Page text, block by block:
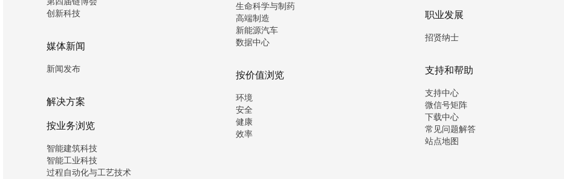
创新科技
媒体新闻
新闻发布
解决方案
按业务浏览
智能建筑科技
智能工业科技
过程自动化与工艺技术
生命科学与制药
高端制造
新能源汽车
数据中心
按价值浏览
环境
安全
健康
效率
职业发展
招贤纳士
支持和帮助
支持中心
微信号矩阵
下载中心
常见问题解答
站点地图